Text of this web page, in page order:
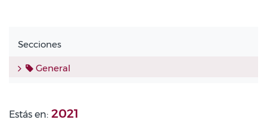
Secciones
General
Estás en: 2021